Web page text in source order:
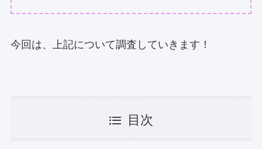
今回は、上記について調査していきます！
目次